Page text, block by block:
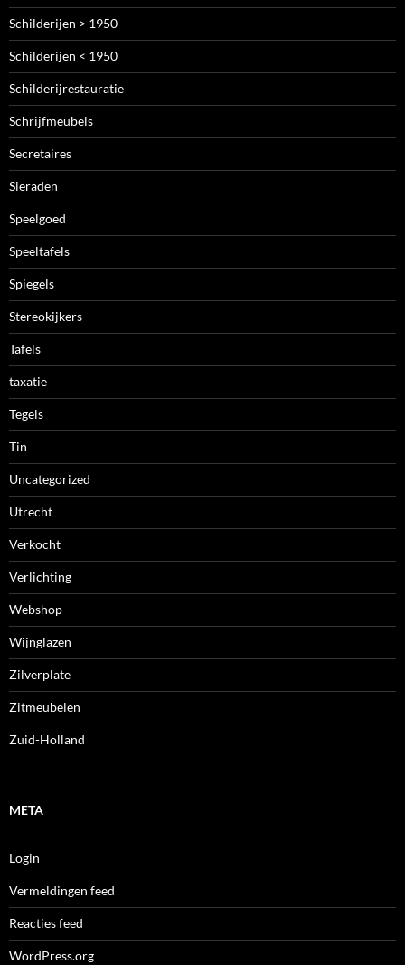
Schilderijen > 1950
Schilderijen < 1950
Schilderijrestauratie
Schrijfmeubels
Secretaires
Sieraden
Speelgoed
Speeltafels
Spiegels
Stereokijkers
Tafels
taxatie
Tegels
Tin
Uncategorized
Utrecht
Verkocht
Verlichting
Webshop
Wijnglazen
Zilverplate
Zitmeubelen
Zuid-Holland
META
Login
Vermeldingen feed
Reacties feed
WordPress.org